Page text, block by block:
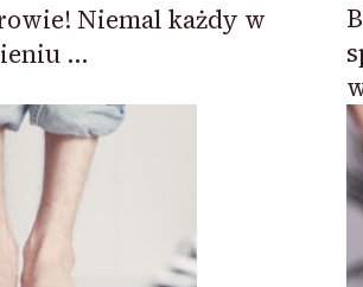
Niemal każdy w
…